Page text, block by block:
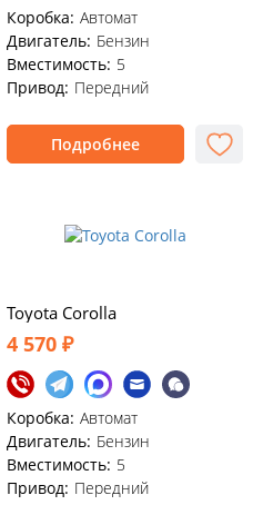
Коробка: Автомат
Двигатель: Бензин
Вместимость: 5
Привод: Передний
Подробнее
Toyota Corolla
4 570 ₽
Коробка: Автомат
Двигатель: Бензин
Вместимость: 5
Привод: Передний